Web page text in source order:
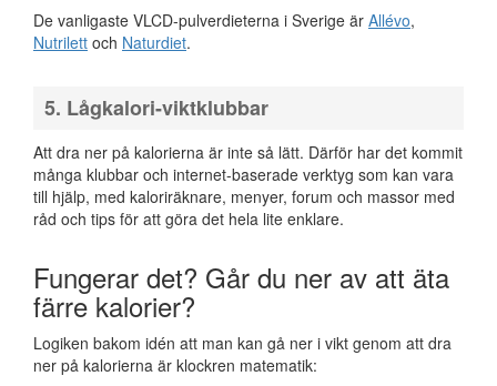
De vanligaste VLCD-pulverdieterna i Sverige är Allévo,
Nutrilett och Naturdiet.
5. Lågkalori-viktklubbar
Att dra ner på kalorierna är inte så lätt. Därför har det kommit
många klubbar och internet-baserade verktyg som kan vara
till hjälp, med kaloriräknare, menyer, forum och massor med
råd och tips för att göra det hela lite enklare.
Fungerar det? Går du ner av att äta
färre kalorier?
Logiken bakom idén att man kan gå ner i vikt genom att dra
ner på kalorierna är klockren matematik: